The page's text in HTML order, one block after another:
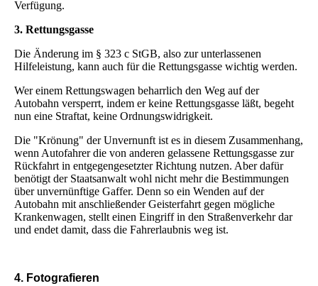
Verfügung.
3. Rettungsgasse
Die Änderung im § 323 c StGB, also zur unterlassenen
Hilfeleistung, kann auch für die Rettungsgasse wichtig werden.
Wer einem Rettungswagen beharrlich den Weg auf der
Autobahn versperrt, indem er keine Rettungsgasse läßt, begeht
nun eine Straftat, keine Ordnungswidrigkeit.
Die "Krönung" der Unvernunft ist es in diesem Zusammenhang,
wenn Autofahrer die von anderen gelassene Rettungsgasse zur
Rückfahrt in entgegengesetzter Richtung nutzen. Aber dafür
benötigt der Staatsanwalt wohl nicht mehr die Bestimmungen
über unvernünftige Gaffer. Denn so ein Wenden auf der
Autobahn mit anschließender Geisterfahrt gegen mögliche
Krankenwagen, stellt einen Eingriff in den Straßenverkehr dar
und endet damit, dass die Fahrerlaubnis weg ist.
4. Fotografieren